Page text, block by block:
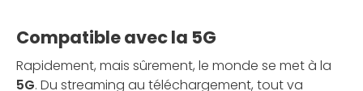
Compatible avec la 5G
Rapidement, mais sûrement, le monde se met à la
5G. Du streaming au téléchargement, tout va